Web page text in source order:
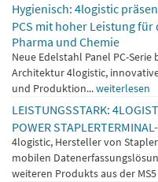
Hygienisch: 4logistic
PCS mit hoher Leistung
Pharma und Chemie
Neue Edelstahl Panel PC-
Architektur 4logistic,
und Produktion...weiterlesen
LEISTUNGSSTARK:
POWER
4logistic, Hersteller von
mobilen
weiteren Produkts aus der